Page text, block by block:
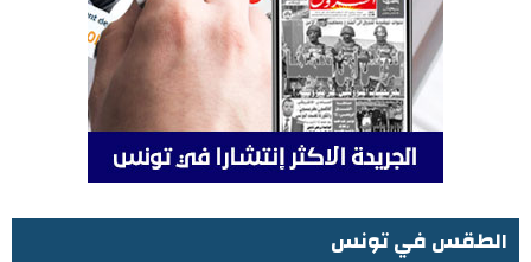
الطقس في تونس